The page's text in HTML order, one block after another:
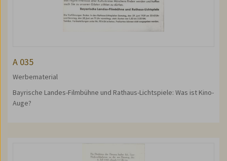
A 035
Werbematerial
Bayrische Landes-Filmbühne und Rathaus-Lichtspiele: Was ist Kino-
Auge?